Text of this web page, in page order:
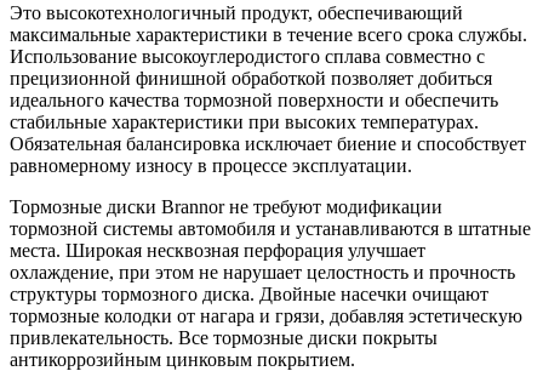
Это высокотехнологичный продукт, обеспечивающий
максимальные характеристики в течение всего срока службы.
Использование высокоуглеродистого сплава совместно с
прецизионной финишной обработкой позволяет добиться
идеального качества тормозной поверхности и обеспечить
стабильные характеристики при высоких температурах.
Обязательная балансировка исключает биение и способствует
равномерному износу в процессе эксплуатации.
Тормозные диски Brannor не требуют модификации
тормозной системы автомобиля и устанавливаются в штатные
места. Широкая несквозная перфорация улучшает
охлаждение, при этом не нарушает целостность и прочность
структуры тормозного диска. Двойные насечки очищают
тормозные колодки от нагара и грязи, добавляя эстетическую
привлекательность. Все тормозные диски покрыты
антикоррозийным цинковым покрытием.